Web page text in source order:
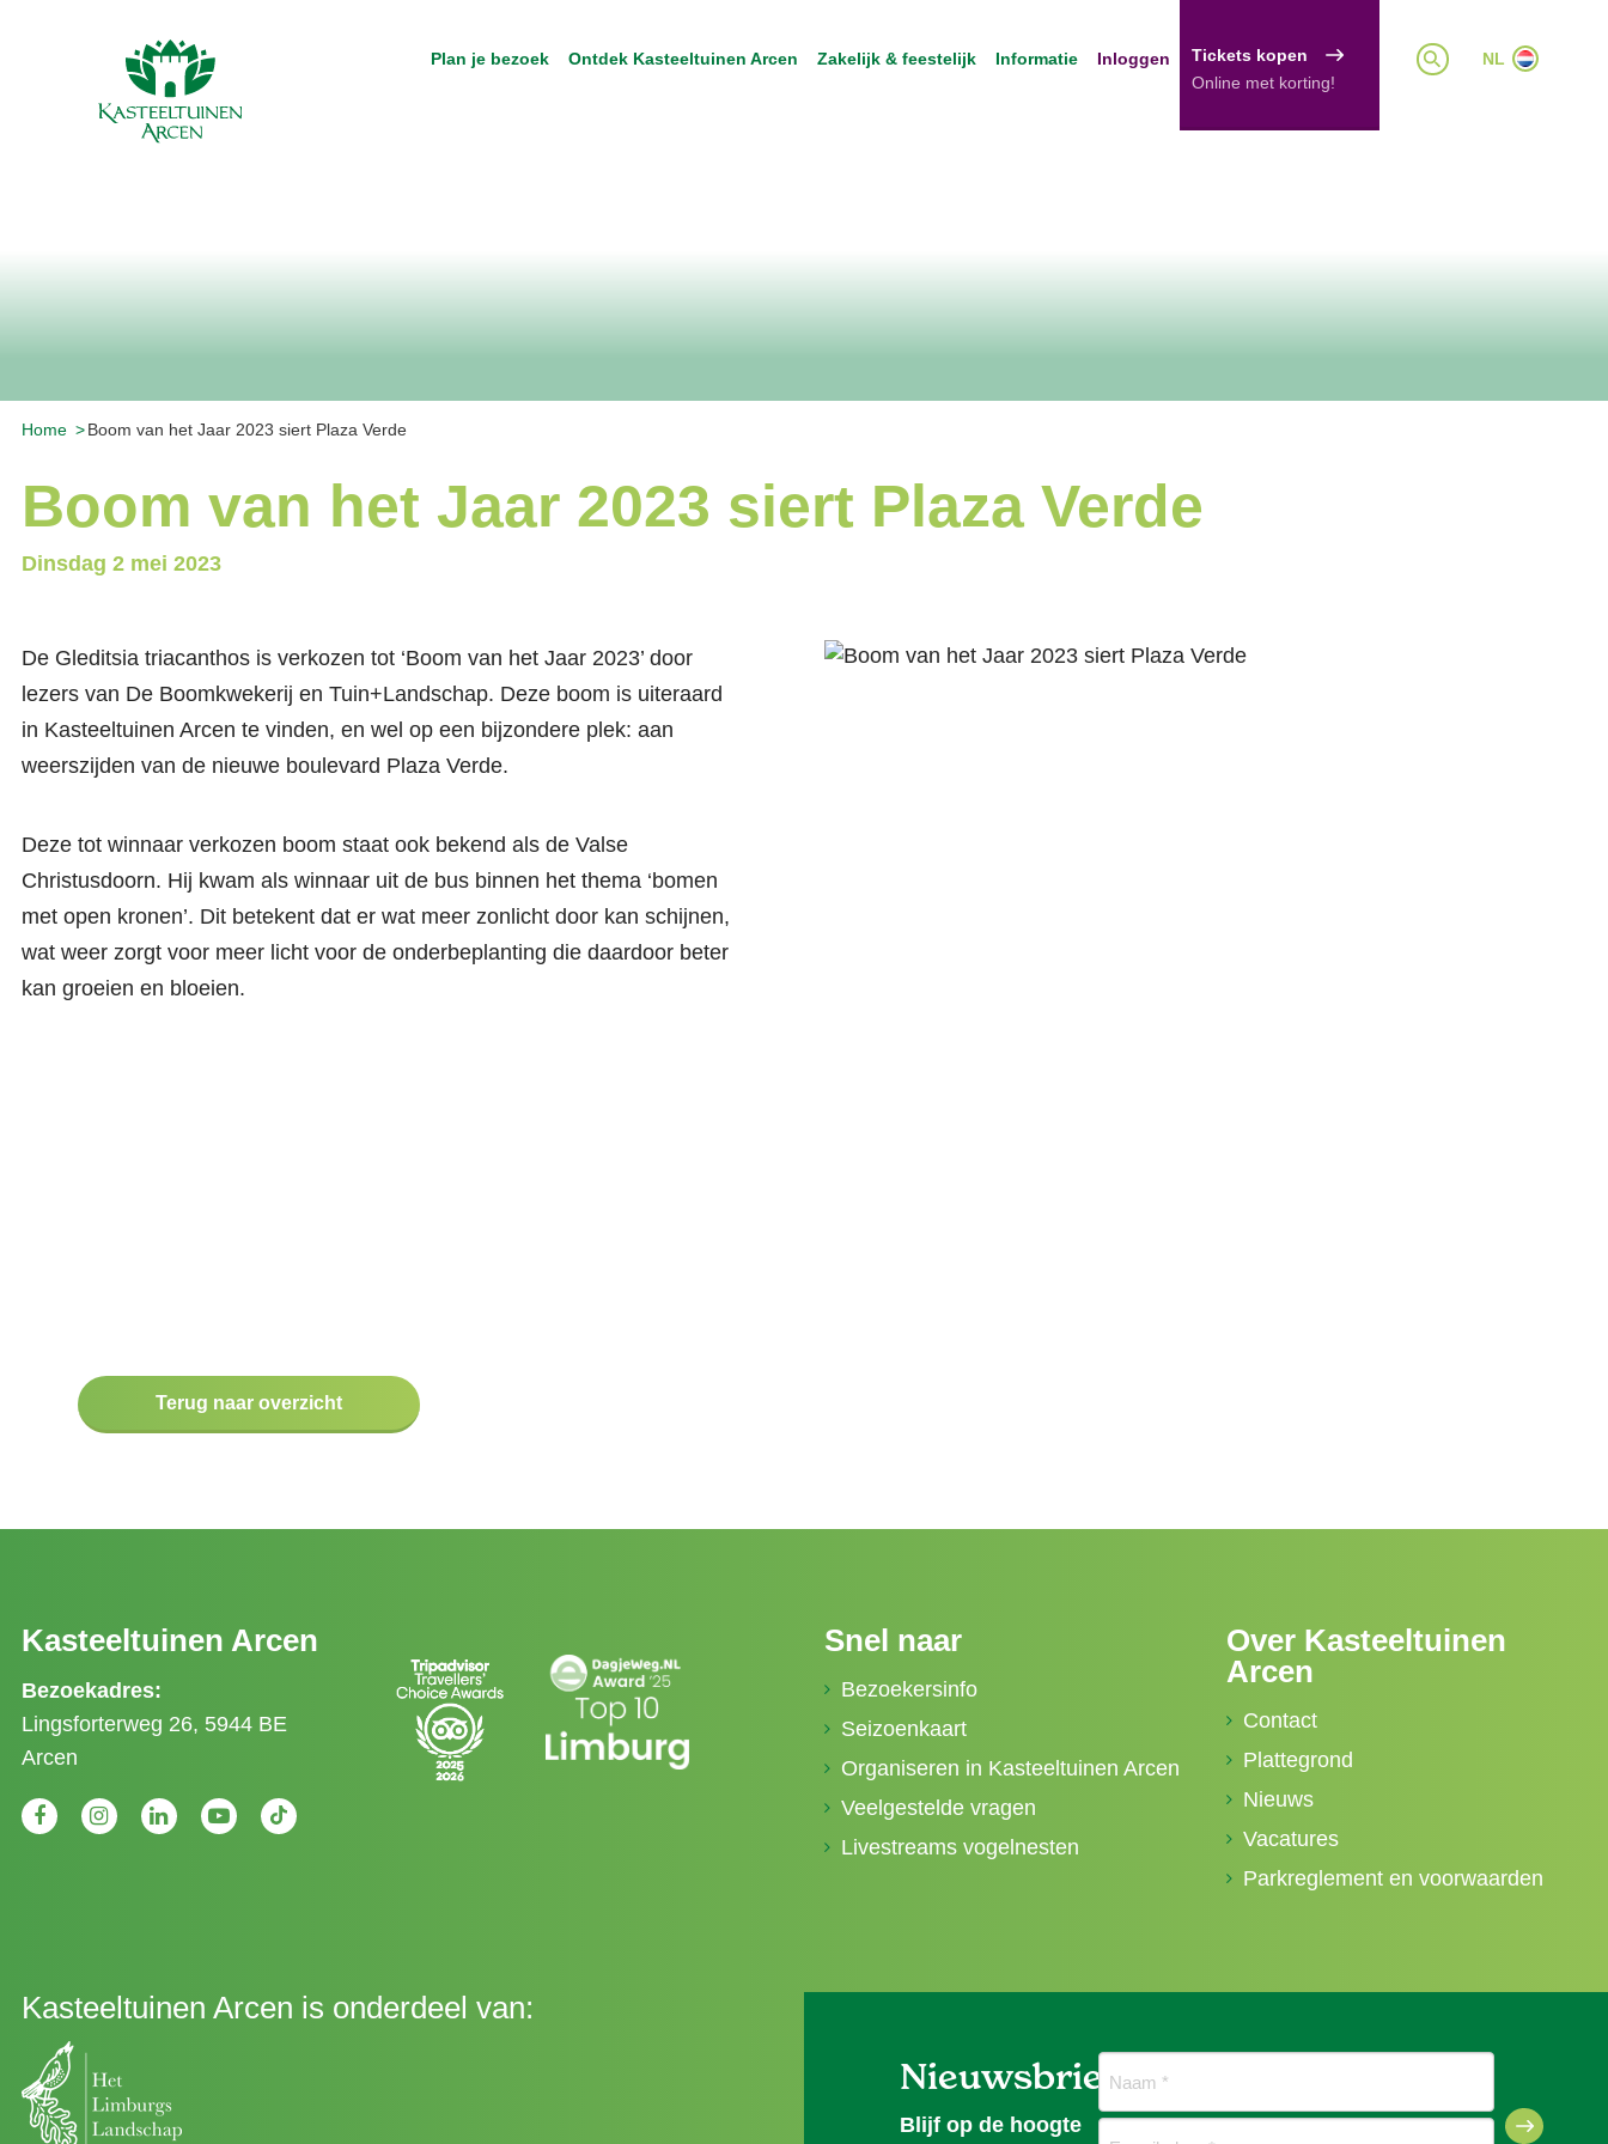
Plan je bezoek Ontdek Kasteeltuinen Arcen Zakelijk & feestelijk Informatie Inloggen
Tickets kopen
Online met korting!
NL
Home Boom van het Jaar 2023 siert Plaza Verde
Boom van het Jaar 2023 siert Plaza Verde
Dinsdag 2 mei 2023
De Gleditsia triacanthos is verkozen tot ‘Boom van het Jaar 2023’ door
lezers van De Boomkwekerij en Tuin+Landschap. Deze boom is uiteraard
in Kasteeltuinen Arcen te vinden, en wel op een bijzondere plek: aan
weerszijden van de nieuwe boulevard Plaza Verde.
Deze tot winnaar verkozen boom staat ook bekend als de Valse
Christusdoorn. Hij kwam als winnaar uit de bus binnen het thema ‘bomen
met open kronen’. Dit betekent dat er wat meer zonlicht door kan schijnen,
wat weer zorgt voor meer licht voor de onderbeplanting die daardoor beter
kan groeien en bloeien.
Terug naar overzicht
Kasteeltuinen Arcen
Bezoekadres:
Lingsforterweg 26, 5944 BE
Arcen
Snel naar
Bezoekersinfo
Seizoenkaart
Organiseren in Kasteeltuinen Arcen
Veelgestelde vragen
Livestreams vogelnesten
Over Kasteeltuinen
Arcen
Contact
Plattegrond
Nieuws
Vacatures
Parkreglement en voorwaarden
Kasteeltuinen Arcen is onderdeel van:
Nieuwsbrief
Blijf op de hoogte
Naam